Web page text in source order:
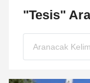
"Tesis"